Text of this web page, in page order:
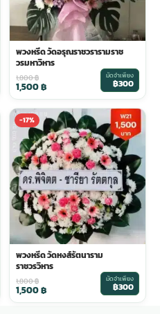
พวงหรีด วัดอรุณราชวรารามราช
วรมหาวิหาร
1,800฿
1,500฿
มัดจำเพียง
฿300
-17%
พวงหรีด วัดหงส์รัตนาราม
ราชวรวิหาร
1,800฿
1,500฿
มัดจำเพียง
฿300